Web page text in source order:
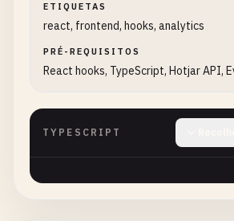
ETIQUETAS
react, frontend, hooks, analytics
PRÉ-REQUISITOS
React hooks, TypeScript, Hotjar API,
TYPESCRIPT